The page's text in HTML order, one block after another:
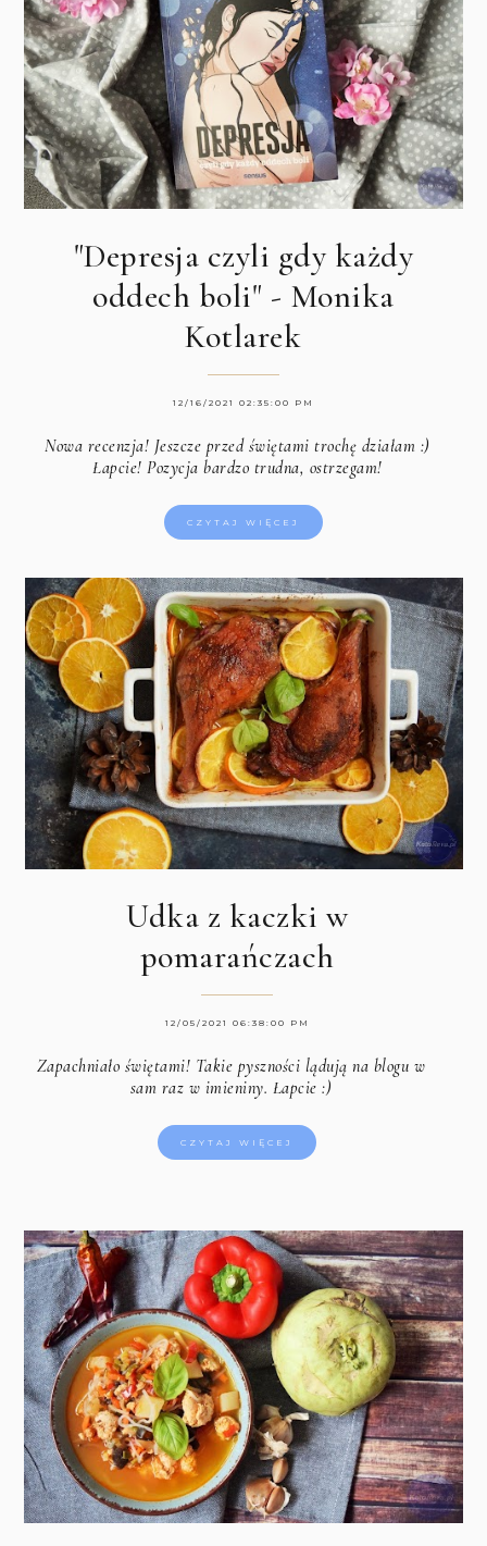
"Depresja czyli gdy każdy
oddech boli" - Monika
Kotlarek
12/16/2021 02:35:00 PM
Nowa recenzja! Jeszcze przed świętami trochę działam :)
Łapcie! Pozycja bardzo trudna, ostrzegam!
CZYTAJ WIĘCEJ
Udka z kaczki w
pomarańczach
12/05/2021 06:38:00 PM
Zapachniało świętami! Takie pyszności lądują na blogu w
sam raz w imieniny. Łapcie :)
CZYTAJ WIĘCEJ